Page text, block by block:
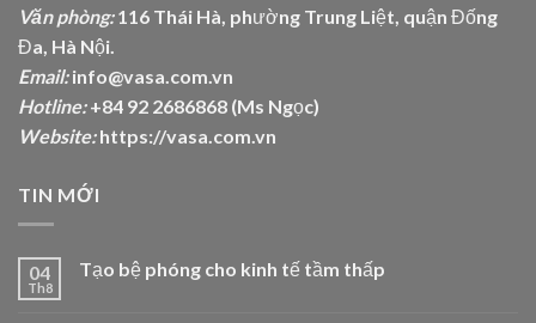
Văn phòng:116 Thái Hà, phường Trung Liệt, quận Đống
Đa, Hà Nội.
Email:info@vasa.com.vn
Hotline:+84 92 2686868 (Ms Ngọc)
Website: https://vasa.com.vn
TIN MỚI
04
Th8
Tạo bệ phóng cho kinh tế tầm thấp